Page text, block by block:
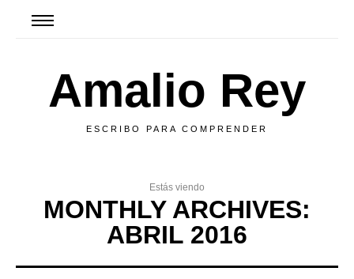
Amalio Rey
ESCRIBO PARA COMPRENDER
Estás viendo
MONTHLY ARCHIVES:
ABRIL 2016